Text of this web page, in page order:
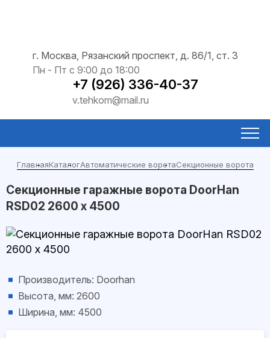
г. Москва, Рязанский проспект, д. 86/1, ст. 3
Пн - Пт с 9:00 до 18:00
+7 (926) 336-40-37
v.tehkom@mail.ru
ГлавнаяКаталогАвтоматические воротаСекционные ворота
Секционные гаражные ворота DoorHan
RSD02 2600 х 4500
Производитель: Doorhan
Высота, мм: 2600
Ширина, мм: 4500